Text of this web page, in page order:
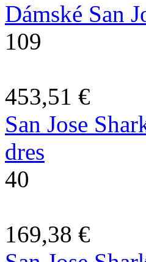
Dámské San
109
453,51 €
San Jose
dres
40
169,38 €